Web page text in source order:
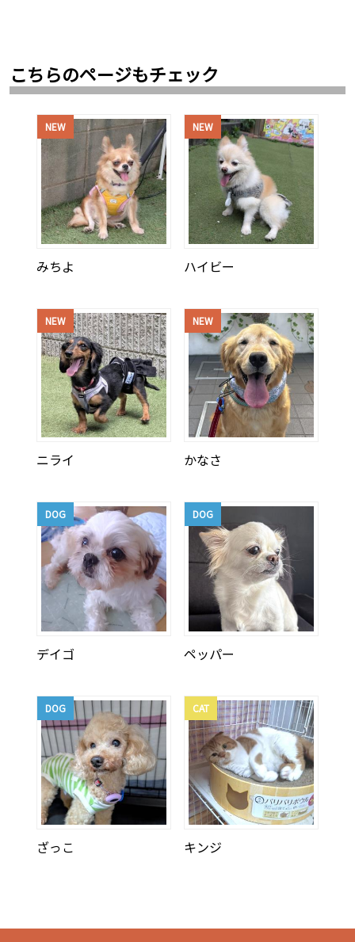
こちらのページもチェック
NEW
みちよ
NEW
ハイビー
NEW
ニライ
NEW
かなさ
DOG
デイゴ
DOG
ペッパー
DOG
ざっこ
CAT
キンジ